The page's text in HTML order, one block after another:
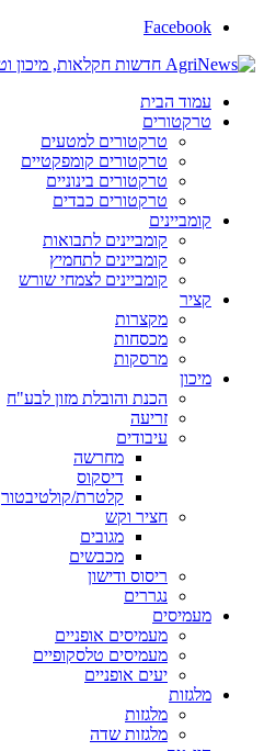
Facebook
עמוד הבית
טרקטורים
טרקטורים למטעים
טרקטורים קומפקטיים
טרקטורים בינוניים
טרקטורים כבדים
קומביינים
קומביינים לתבואות
קומביינים לתחמיץ
קומביינים לצמחי שורש
קציר
מקצרות
מכסחות
מרסקות
מיכון
הכנת והובלת מזון לבע"ח
זריעה
עיבודים
מחרשה
דיסקוס
קלטרת/קולטיבטור
חציר וקש
מגובים
מכבשים
ריסוס ודישון
נגררים
מעמיסים
מעמיסים אופניים
מעמיסים טלסקופיים
יעים אופניים
מלגזות
מלגזות
מלגזות שדה